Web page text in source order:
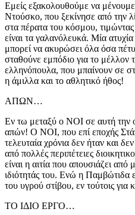
Εμείς εξακολουθούμε να
Ντούσκο, που ξεκίνησε από την
στα πέρατα του κόσμου,
είναι τα γαλανόλευκά. Μία
μπορεί να ακυρώσει όλα όσα
σταθούνε εμπόδιο για το μέλλον
ελληνόπουλα, που μπαίνουν σε
η άμιλλα και το αθλητικό ήθος!
ΑΠΩΝ…
Εν τω μεταξύ ο ΝΟΙ σε αυτή την
απών! Ο ΝΟΙ, που επί εποχής
τελευταία χρόνια δεν ήταν και
από πολλές περιπέτειες
είναι η αιτία που απουσιάζει
ιδιότητάς του. Ενώ η Παμβώτιδα
του υγρού στίβου, εν τούτοις για
ΤΟ ΙΔΙΟ ΕΡΓΟ…